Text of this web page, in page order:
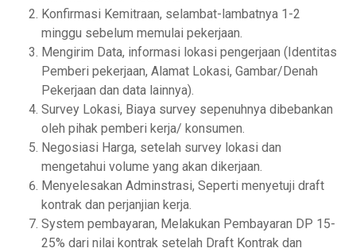
Konfirmasi Kemitraan, selambat-lambatnya 1-2
minggu sebelum memulai pekerjaan.
Mengirim Data, informasi lokasi pengerjaan (Identitas
Pemberi pekerjaan, Alamat Lokasi, Gambar/Denah
Pekerjaan dan data lainnya).
Survey Lokasi, Biaya survey sepenuhnya dibebankan
oleh pihak pemberi kerja/ konsumen.
Negosiasi Harga, setelah survey lokasi dan
mengetahui volume yang akan dikerjaan.
Menyelesakan Adminstrasi, Seperti menyetuji draft
kontrak dan perjanjian kerja.
System pembayaran, Melakukan Pembayaran DP 15-
25% dari nilai kontrak setelah Draft Kontrak dan